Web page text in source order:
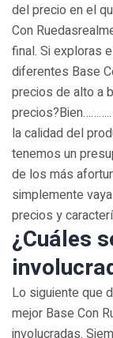
del precio en el
Con
final. Si exploras
diferentes Base
precios de alto a
la calidad del
tenemos un
de los más
simplemente
precios y
¿Cuáles
Lo siguiente que
mejor Base Con
involucradas.